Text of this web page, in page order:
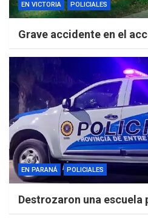
EN VICTORIA POLICIALES
Grave accidente en el
EN PARANÁ POLICIALES
Destrozaron una escuela